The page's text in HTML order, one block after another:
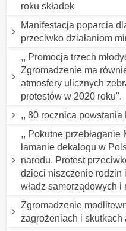
roku składek
Manifestacja poparcia
przeciwko działaniom
,, Promocja trzech
Zgromadzenie ma
atmosfery ulicznych
protestów w 2020 roku".
,, 80 rocznica powstania
,, Pokutne
łamanie dekalogu w
narodu. Protest
dzieci niszczenie rodzin
władz samorządowych i
Zgromadzenie
zagrożeniach i